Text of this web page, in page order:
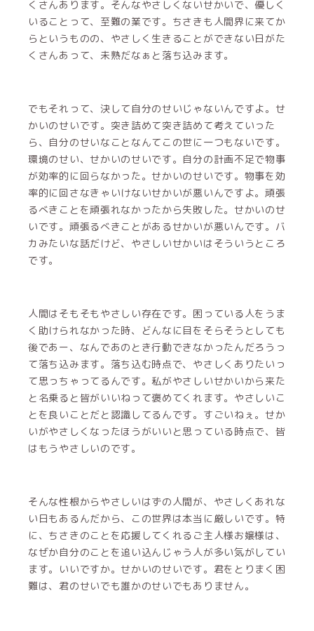
くさんあります。そんなやさしくないせかいで、優しく
いることって、至難の業です。ちさきも人間界に来てか
らというものの、やさしく生きることができない日がた
くさんあって、未熟だなぁと落ち込みます。
でもそれって、決して自分のせいじゃないんですよ。せ
かいのせいです。突き詰めて突き詰めて考えていった
ら、自分のせいなことなんてこの世に一つもないです。
環境のせい、せかいのせいです。自分の計画不足で物事
が効率的に回らなかった。せかいのせいです。物事を効
率的に回さなきゃいけないせかいが悪いんですよ。頑張
るべきことを頑張れなかったから失敗した。せかいのせ
いです。頑張るべきことがあるせかいが悪いんです。バ
カみたいな話だけど、やさしいせかいはそういうところ
です。
人間はそもそもやさしい存在です。困っている人をうま
く助けられなかった時、どんなに目をそらそうとしても
後であー、なんであのとき行動できなかったんだろうっ
て落ち込みます。落ち込む時点で、やさしくありたいっ
て思っちゃってるんです。私がやさしいせかいから来た
と名乗ると皆がいいねって褒めてくれます。やさしいこ
とを良いことだと認識してるんです。すごいねぇ。せか
いがやさしくなったほうがいいと思っている時点で、皆
はもうやさしいのです。
そんな性根からやさしいはずの人間が、やさしくあれな
い日もあるんだから、この世界は本当に厳しいです。特
に、ちさきのことを応援してくれるご主人様お嬢様は、
なぜか自分のことを追い込んじゃう人が多い気がしてい
ます。いいですか。せかいのせいです。君をとりまく困
難は、君のせいでも誰かのせいでもありません。